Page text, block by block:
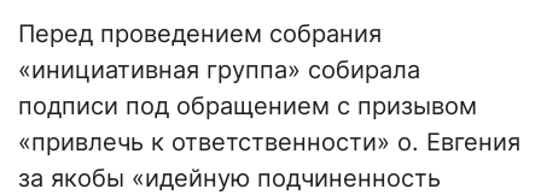
Перед проведением собрания
«инициативная группа» собирала
подписи под обращением с призывом
«привлечь к ответственности» о. Евгения
за якобы «идейную подчиненность